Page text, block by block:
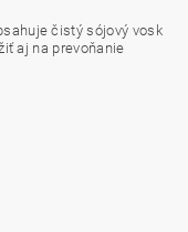
čistý sójový vosk
aj na prevoňanie